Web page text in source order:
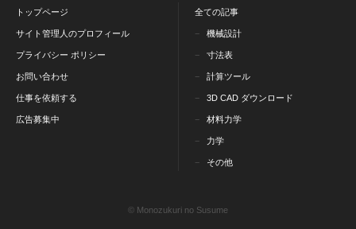
トップページ
サイト管理人のプロフィール
プライバシー ポリシー
お問い合わせ
仕事を依頼する
広告募集中
全ての記事
機械設計
寸法表
計算ツール
3D CAD ダウンロード
材料力学
力学
その他
© Monozukuri no Susume